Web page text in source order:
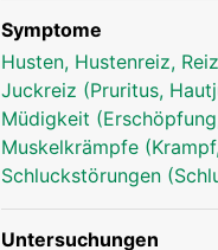
Symptome
Husten, Hustenreiz,
Juckreiz (Pruritus,
Müdigkeit
Muskelkrämpfe
Schluckstörungen
Untersuchungen